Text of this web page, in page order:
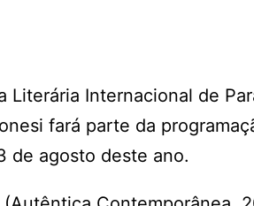
Literária Internacional de
fará parte da
de agosto deste ano.